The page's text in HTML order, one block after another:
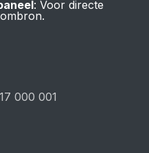
: Voor directe
000 001